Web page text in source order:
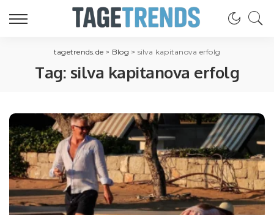
tagetrends.de > Blog > silva kapitanova erfolg
Tag: silva kapitanova erfolg